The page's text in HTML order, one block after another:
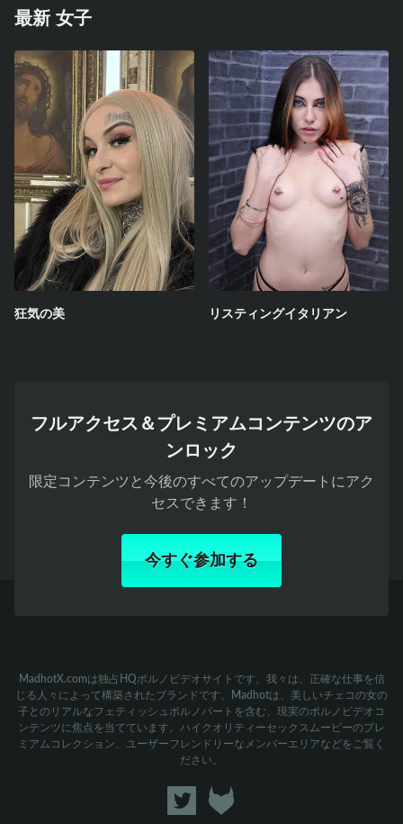
最新 女子
狂気の美 リスティングイタリアン
フルアクセス＆プレミアムコンテンツのア
ンロック
限定コンテンツと今後のすべてのアップデートにアク
セスできます！
今すぐ参加する
MadhotX.comは独占HQポルノビデオサイトです。我々は、正確な仕事を信
じる人々によって構築されたブランドです。Madhotは、美しいチェコの女の
子とのリアルなフェティッシュポルノパートを含む、現実のポルノビデオコ
ンテンツに焦点を当てています。ハイクオリティーセックスムービーのプレ
ミアムコレクション、ユーザーフレンドリーなメンバーエリアなどをご覧く
ださい。